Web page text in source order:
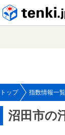
トップ 指数情報一覧
沼田市の